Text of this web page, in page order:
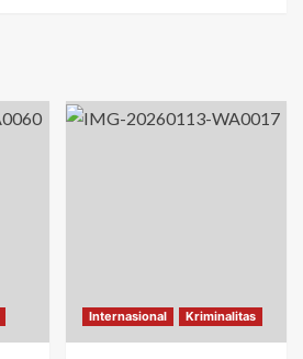
Internasional Kriminalitas